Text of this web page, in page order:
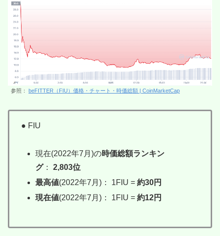
参照： beFITTER（FIU）価格・チャート・時価総額 | CoinMarketCap
● FIU
現在(2022年7月)の時価総額ランキン
グ：2,803位
最高値(2022年7月)： 1FIU =約30円
現在値(2022年7月)： 1FIU =約12円